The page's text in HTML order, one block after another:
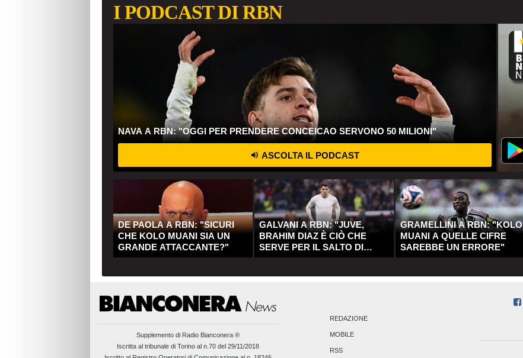
I PODCAST DI RBN
NAVA A RBN: "OGGI PER PRENDERE CONCEICAO SERVONO 50 MILIONI"
ASCOLTA IL PODCAST
DE PAOLA A RBN: "SICURI
CHE KOLO MUANI SIA UN
GRANDE ATTACCANTE?"
GALVANI A RBN: "JUVE,
BRAHIM DIAZ È CIÒ CHE
SERVE PER IL SALTO DI
QUALITÀ"
GRAMELLINI A RBN: "KOLO
MUANI A QUELLE CIFRE
SAREBBE UN ERRORE"
Supplemento di Radio Bianconera ®
Iscritta al tribunale di Torino al n.70 del 29/11/2018
REDAZIONE
MOBILE
RSS